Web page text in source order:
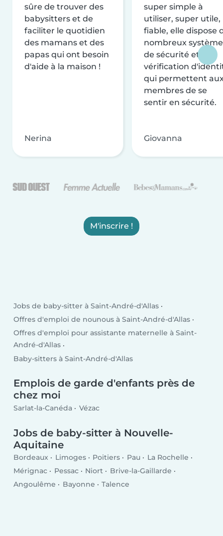
sûre de trouver des
babysitters et de
faciliter le quotidien
des mamans et des
papas qui ont besoin
d'aide à la maison !
Nerina
super simple à
utiliser, super utile,
fiable, elle dispose
nombreux
de sécurité et de
vérification
qui permettent
membres de se
sentir en sécurité.
Giovanna
M'inscrire !
Jobs de baby-sitter à Saint-André-d'Allas
Offres d'emploi de nounous à Saint-André-d'Allas
Offres d'emploi pour assistante maternelle à Saint-
André-d'Allas
Baby-sitters à Saint-André-d'Allas
Emplois de garde d'enfants près de
chez moi
Sarlat-la-Canéda Vézac
Jobs de baby-sitter à Nouvelle-
Aquitaine
Bordeaux Limoges Poitiers Pau
La Rochelle
Mérignac
Pessac Niort
Brive-la-Gaillarde
Angoulême
Bayonne Talence